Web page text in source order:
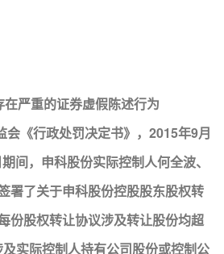
严重的证券虚假陈述行为
《行政处罚决定书》，2015年9月
间，申科股份实际控制人何全波、
署了关于申科股份控股股东股权转
份股权转让协议涉及转让股份均超
实际控制人持有公司股份或控制公